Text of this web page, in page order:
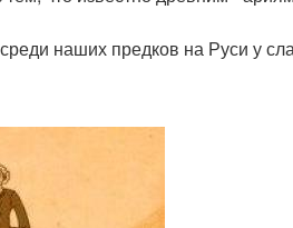
наших предков на Руси у